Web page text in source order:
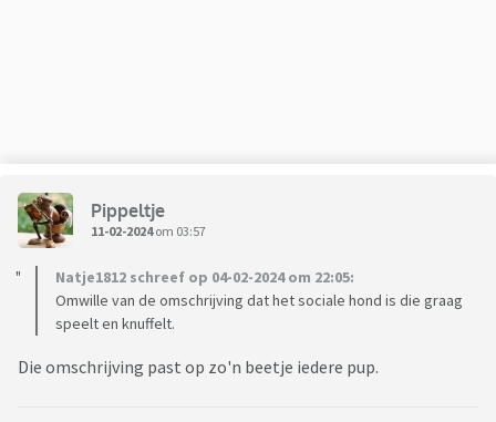
Pippeltje
11-02-2024om 03:57
Natje1812 schreef op 04-02-2024 om 22:05:
Omwille van de omschrijving dat het sociale hond is die graag
speelt en knuffelt.
Die omschrijving past op zo'n beetje iedere pup.